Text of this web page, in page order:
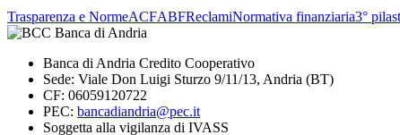
Trasparenza e NormeACFABFReclamiNormativa finanziaria3°
Banca di Andria Credito Cooperativo
Sede: Viale Don Luigi Sturzo 9/11/13, Andria (BT)
CF: 06059120722
PEC: bancadiandria@pec.it
Soggetta alla vigilanza di IVASS